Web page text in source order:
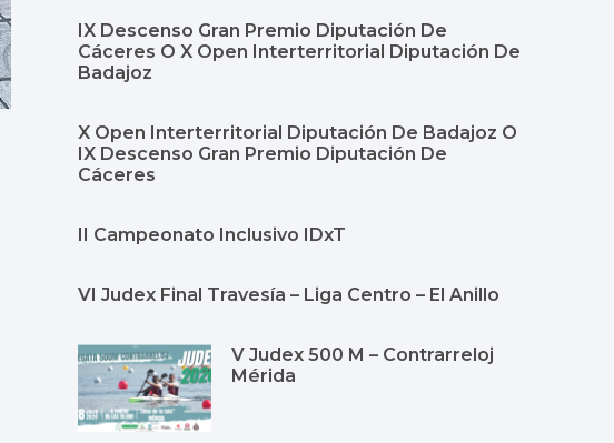
IX Descenso Gran Premio Diputación De
Cáceres O X Open Interterritorial Diputación De
Badajoz
X Open Interterritorial Diputación De Badajoz O
IX Descenso Gran Premio Diputación De
Cáceres
II Campeonato Inclusivo IDxT
VI Judex Final Travesía – Liga Centro – El Anillo
V Judex 500 M – Contrarreloj
Mérida